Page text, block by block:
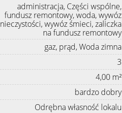
administracja, Części wspólne,
fundusz remontowy, woda, wywóz
nieczystości, wywóz śmieci, zaliczka
na fundusz remontowy
gaz, prąd, Woda zimna
3
4,00 m²
bardzo dobry
Odrębna własność lokalu